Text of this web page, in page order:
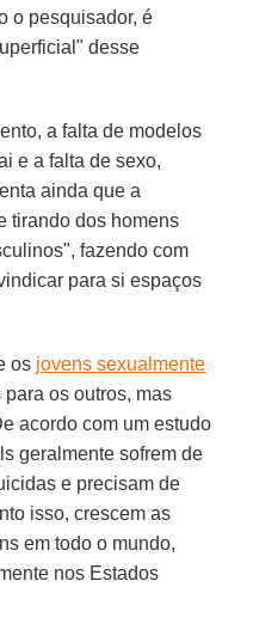
o pesquisador, é
desse
a falta de modelos
e a falta de sexo,
ainda que a
tirando dos homens
fazendo com
para si espaços
os jovens sexualmente
os outros, mas
acordo com um estudo
geralmente sofrem de
e precisam de
isso, crescem as
em todo o mundo,
nos Estados